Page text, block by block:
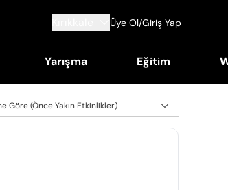
Üye Ol/Giriş Yap
Yarışma Eğitim
Göre (Önce Yakın Etkinlikler)